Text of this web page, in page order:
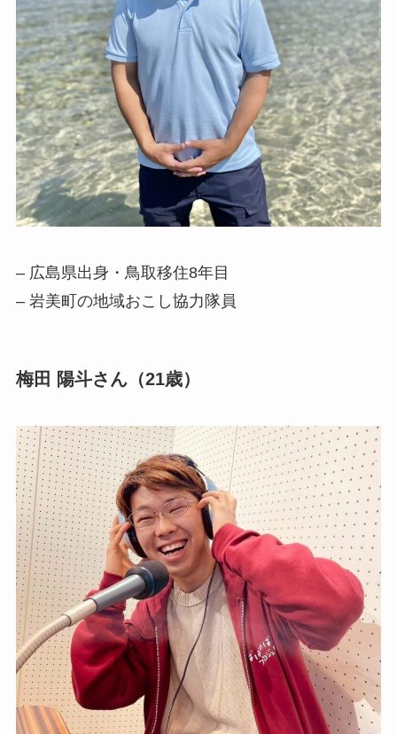
– 広島県出身・鳥取移住8年目
– 岩美町の地域おこし協力隊員
梅田 陽斗さん（21歳）